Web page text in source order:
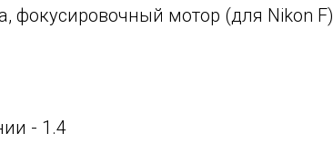
фокусировочный мотор (для Nikon F)
- 1.4